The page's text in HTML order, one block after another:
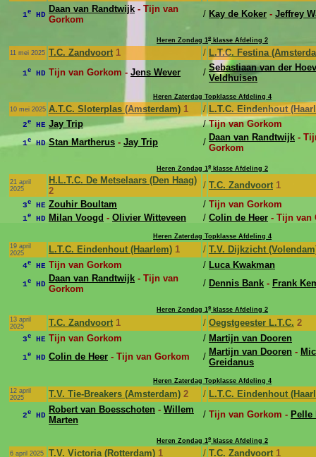
1e HD
Daan van Randtwijk - Tijn van
Gorkom
/ Kay de Koker - Jeffrey
Heren Zondag 1e klasse Afdeling 2
11 mei 2025 T.C. Zandvoort 1 / L.T.C. Festina
1e HD Tijn van Gorkom - Jens Wever / Sebastiaan van der
Veldhuisen
Heren Zaterdag Topklasse Afdeling 4
10 mei 2025 A.T.C. Sloterplas (Amsterdam) 1 / L.T.C. Eindenhout
2e HE Jay Trip / Tijn van Gorkom
1eHD Stan Martherus - Jay Trip / Daan van Randtwijk -
Gorkom
Heren Zondag 1e klasse Afdeling 2
21 april
2025
H.L.T.C. De Metselaars (Den Haag)
2
/ T.C. Zandvoort 1
3e HE Zouhir Boultam / Tijn van Gorkom
1e HD Milan Voogd - Olivier Witteveen / Colin de Heer - Tijn van
Heren Zaterdag Topklasse Afdeling 4
19 april
2025
L.T.C. Eindenhout (Haarlem) 1 / T.V. Dijkzicht
4e HE Tijn van Gorkom / Luca Kwakman
1e HD
Daan van Randtwijk - Tijn van
Gorkom
/ Dennis Bank - Frank
Heren Zondag 1e klasse Afdeling 2
13 april
2025
T.C. Zandvoort 1 / Oegstgeester L.T.C. 2
3e HE Tijn van Gorkom / Martijn van Dooren
1e HD Colin de Heer - Tijn van Gorkom / Martijn van Dooren -
Greidanus
Heren Zaterdag Topklasse Afdeling 4
12 april
2025
T.V. Tie-Breakers (Amsterdam) 2 / L.T.C. Eindenhout
2e HD
Robert van Boesschoten - Willem
Marten
/ Tijn van Gorkom - Pelle
Heren Zondag 1e klasse Afdeling 2
6 april 2025
T.V. Victoria (Rotterdam) 1 / T.C. Zandvoort 1